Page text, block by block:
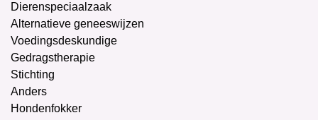
Dierenspeciaalzaak
Alternatieve geneeswijzen
Voedingsdeskundige
Gedragstherapie
Stichting
Anders
Hondenfokker